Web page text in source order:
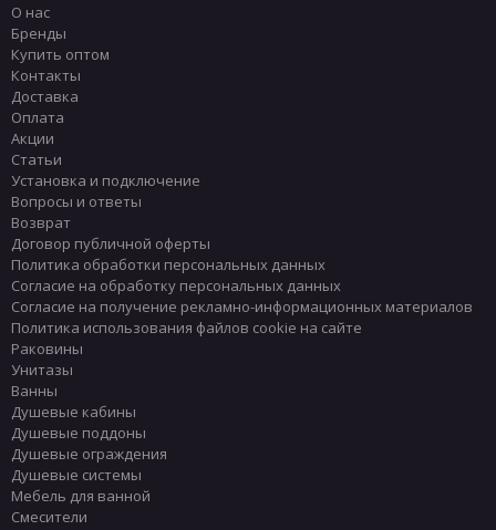
О нас
Бренды
Купить оптом
Контакты
Доставка
Оплата
Акции
Статьи
Установка и подключение
Вопросы и ответы
Возврат
Договор публичной оферты
Политика обработки персональных данных
Согласие на обработку персональных данных
Согласие на получение рекламно-информационных материалов
Политика использования файлов cookie на сайте
Раковины
Унитазы
Ванны
Душевые кабины
Душевые поддоны
Душевые ограждения
Душевые системы
Мебель для ванной
Смесители